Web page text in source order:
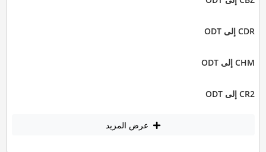
CDR إلى ODT
CHM إلى ODT
CR2 إلى ODT
عرض المزيد